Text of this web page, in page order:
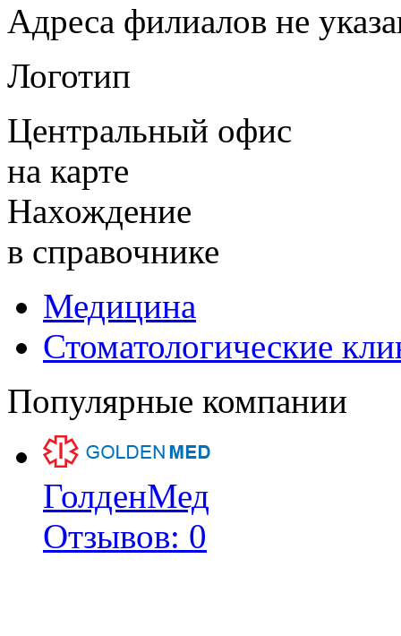
Адреса филиалов не
Логотип
Центральный офис
на карте
Нахождение
в справочнике
Медицина
Стоматологические
Популярные компании
ГолденМед
Отзывов: 0